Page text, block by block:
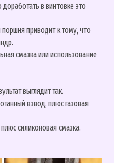
в винтовке это
приводит к тому, что
смазка или использование
выглядит так.
взвод, плюс газовая
силиконовая смазка.